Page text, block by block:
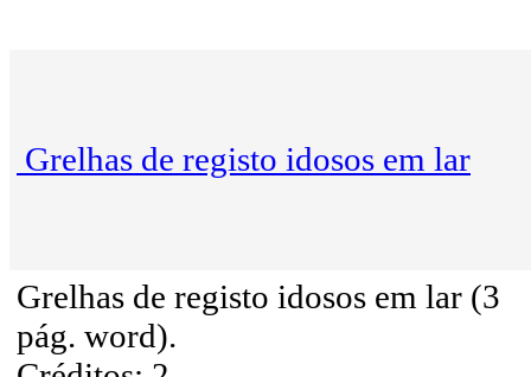
Grelhas de registo idosos em lar
Grelhas de registo idosos em lar (3
pág. word).